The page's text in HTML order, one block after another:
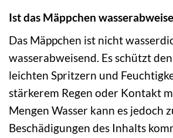
Ist das Mäppchen
Das Mäppchen ist nicht
wasserabweisend. Es schützt
leichten Spritzern und
stärkerem Regen oder Kontakt
Mengen Wasser kann es jedoch
Beschädigungen des Inhalts